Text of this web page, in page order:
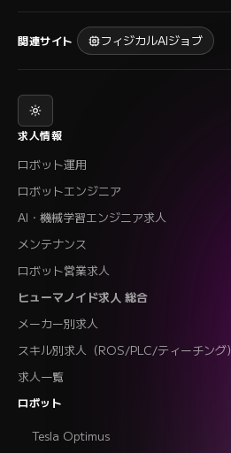
関連サイト フィジカルAIジョブ
求人情報
ロボット運用
ロボットエンジニア
AI・機械学習エンジニア求人
メンテナンス
ロボット営業求人
ヒューマノイド求人 総合
メーカー別求人
スキル別求人（ROS/PLC/ティーチング）
求人一覧
ロボット
Tesla Optimus